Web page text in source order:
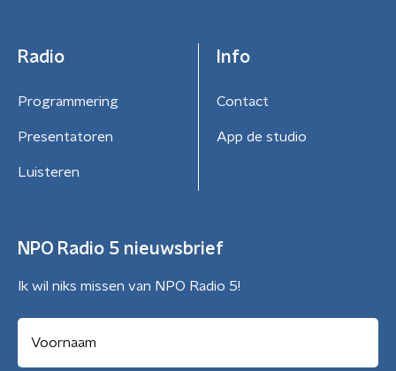
Radio
Programmering
Presentatoren
Luisteren
Info
Contact
App de studio
NPO Radio 5 nieuwsbrief
Ik wil niks missen van NPO Radio 5!